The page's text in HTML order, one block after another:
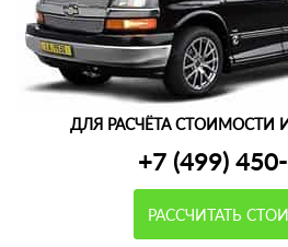
ДЛЯ РАСЧЁТА СТОИМОСТИ
+7 (499)
РАССЧИТАТЬ